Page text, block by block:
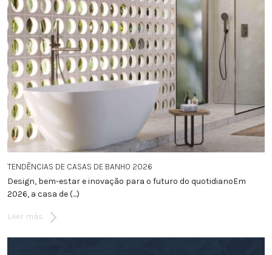
TENDÊNCIAS DE CASAS DE BANHO 2026
Design, bem-estar e inovação para o futuro do quotidianoEm
2026, a casa de (...)
Leer más